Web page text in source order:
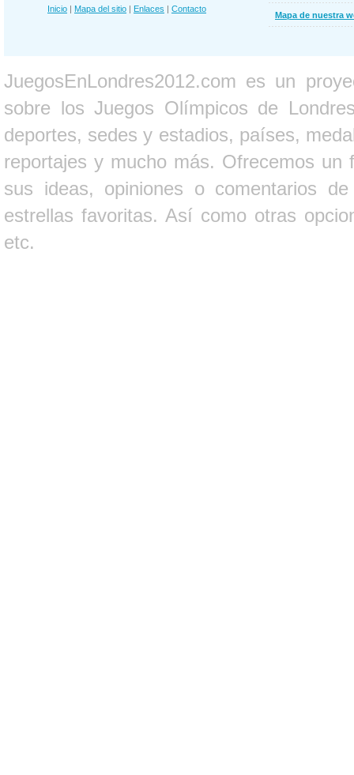
Inicio | Mapa del sitio | Enlaces | Contacto
Mapa de nuestra
JuegosEnLondres2012.com es un
sobre los Juegos Olímpicos de
deportes, sedes y estadios, países,
reportajes y mucho más. Ofrecemos un
sus ideas, opiniones o comentarios
estrellas favoritas. Así como otras
etc.